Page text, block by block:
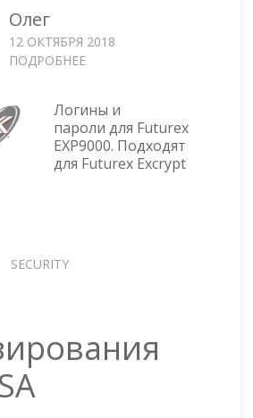
Олег
12 ОКТЯБРЯ 2018
ПОДРОБНЕЕ
—
ПАРОЛЬ
ПО
УМОЛЧАНИЮ
Логины и
пароли для Futurex
EXP9000. Подходят
для Futurex Excrypt
SECURITY